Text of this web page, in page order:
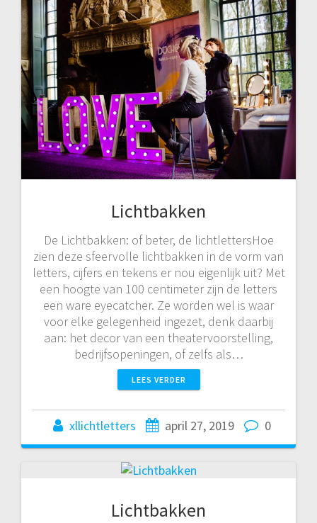
Lichtbakken
De Lichtbakken: of beter, de lichtlettersHoe
zien deze sfeervolle lichtbakken in de vorm van
letters, cijfers en tekens er nou eigenlijk uit? Met
een hoogte van 100 centimeter zijn de letters
een ware eyecatcher. Ze worden wel is waar
voor elke gelegenheid ingezet, denk daarbij
aan: het decor van een theatervoorstelling,
bedrijfsopeningen, of zelfs als…
LEES VERDER
xllichtletters april 27, 2019 0
Lichtbakken